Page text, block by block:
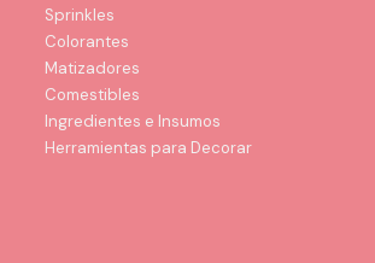
Sprinkles
Colorantes
Matizadores
Comestibles
Ingredientes e Insumos
Herramientas para Decorar